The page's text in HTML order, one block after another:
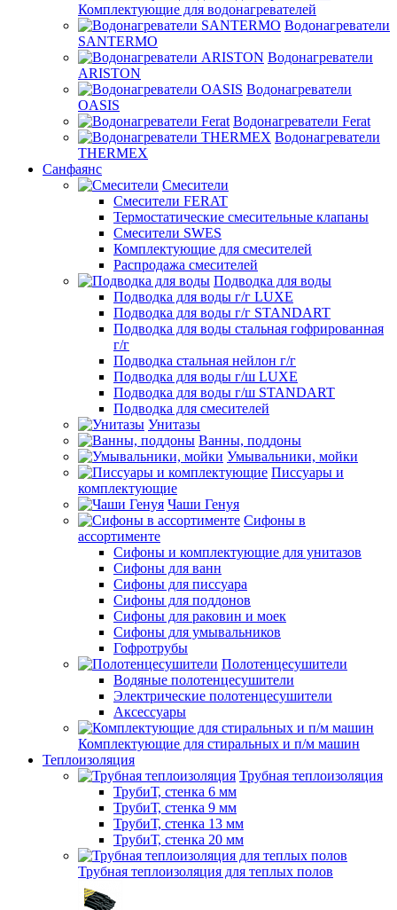
Комплектующие для водонагревателей
Водонагреватели
SANTERMO
Водонагреватели
ARISTON
Водонагреватели
OASIS
Водонагреватели Ferat
Водонагреватели
THERMEX
Санфаянс
Смесители
Смесители FERAT
Термостатические смесительные клапаны
Смесители SWES
Комплектующие для смесителей
Распродажа смесителей
Подводка для воды
Подводка для воды г/г LUXE
Подводка для воды г/г STANDART
Подводка для воды стальная гофрированная
г/г
Подводка стальная нейлон г/г
Подводка для воды г/ш LUXE
Подводка для воды г/ш STANDART
Подводка для смесителей
Унитазы
Ванны, поддоны
Умывальники, мойки
Писсуары и
комплектующие
Чаши Генуя
Сифоны в
ассортименте
Сифоны и комплектующие для унитазов
Сифоны для ванн
Сифоны для писсуара
Сифоны для поддонов
Сифоны для раковин и моек
Сифоны для умывальников
Гофротрубы
Полотенцесушители
Водяные полотенцесушители
Электрические полотенцесушители
Аксессуары
Комплектующие для стиральных и п/м машин
Теплоизоляция
Трубная теплоизоляция
ТрубиТ, стенка 6 мм
ТрубиТ, стенка 9 мм
ТрубиТ, стенка 13 мм
ТрубиТ, стенка 20 мм
Трубная теплоизоляция для теплых полов